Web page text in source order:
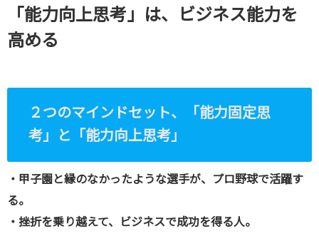
「能力向上思考」は、ビジネス能力を
高める
２つのマインドセット、「能力固定思
考」と「能力向上思考」
・甲子園と縁のなかったような選手が、プロ野球で活躍す
る。
・挫折を乗り越えて、ビジネスで成功を得る人。